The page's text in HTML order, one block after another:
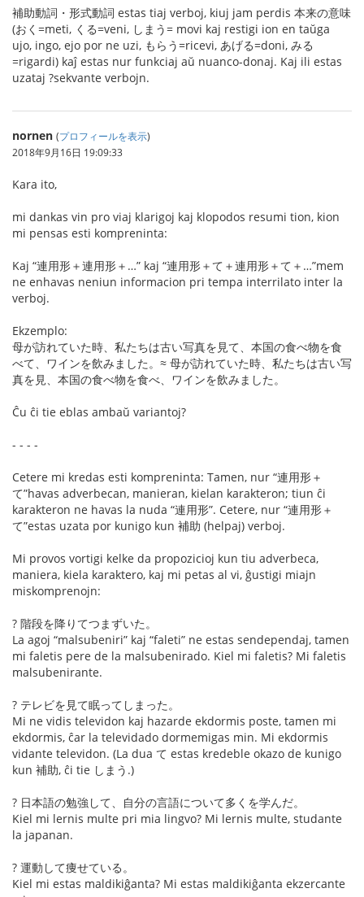
補助動詞・形式動詞 estas tiaj verboj, kiuj jam perdis 本来の意味
(おく=meti, くる=veni, しまう= movi kaj restigi ion en taŭga
ujo, ingo, ejo por ne uzi, もらう=ricevi, あげる=doni, みる
=rigardi) kaĵ estas nur funkciaj aŭ nuanco-donaj. Kaj ili estas
uzataj ?sekvante verbojn.
nornen (プロフィールを表示)
2018年9月16日 19:09:33
Kara ito,
mi dankas vin pro viaj klarigoj kaj klopodos resumi tion, kion
mi pensas esti kompreninta:
Kaj “連用形＋連用形＋…” kaj “連用形＋て＋連用形＋て＋…”mem
ne enhavas neniun informacion pri tempa interrilato inter la
verboj.
Ekzemplo:
母が訪れていた時、私たちは古い写真を見て、本国の食べ物を食
べて、ワインを飲みました。≈ 母が訪れていた時、私たちは古い写
真を見、本国の食べ物を食べ、ワインを飲みました。
Ĉu ĉi tie eblas ambaŭ variantoj?
- - - -
Cetere mi kredas esti kompreninta: Tamen, nur “連用形＋
て”havas adverbecan, manieran, kielan karakteron; tiun ĉi
karakteron ne havas la nuda “連用形”. Cetere, nur “連用形＋
て”estas uzata por kunigo kun 補助 (helpaj) verboj.
Mi provos vortigi kelke da propozicioj kun tiu adverbeca,
maniera, kiela karaktero, kaj mi petas al vi, ĝustigi miajn
miskomprenojn:
? 階段を降りてつまずいた。
La agoj “malsubeniri” kaj “faleti” ne estas sendependaj, tamen
mi faletis pere de la malsubenirado. Kiel mi faletis? Mi faletis
malsubenirante.
? テレビを見て眠ってしまった。
Mi ne vidis televidon kaj hazarde ekdormis poste, tamen mi
ekdormis, ĉar la televidado dormemigas min. Mi ekdormis
vidante televidon. (La dua て estas kredeble okazo de kunigo
kun 補助, ĉi tie しまう.)
? 日本語の勉強して、自分の言語について多くを学んだ。
Kiel mi lernis multe pri mia lingvo? Mi lernis multe, studante
la japanan.
? 運動して痩せている。
Kiel mi estas maldikiĝanta? Mi estas maldikiĝanta ekzercante